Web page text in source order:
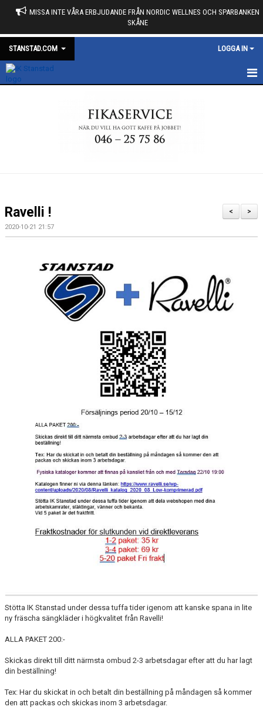
MISSA INTE VÅRA ERBJUDANDE FRÅN NORDIC WELLNES OCH SPARBANKEN
SKÅNE
STANSTAD.COM LOGGA IN
OM KLUBBEN
>
<
Ravelli !
2020-10-21 21:57
Stötta IK Stanstad under dessa tuffa tider igenom att kanske spana in lite
ny fräscha sängkläder i högkvalitet från Ravelli!
ALLA PAKET 200:-
Skickas direkt till ditt närmsta ombud 2-3 arbetsdagar efter att du har lagt
din beställning!
Tex: Har du skickat in och betalt din beställning på måndagen så kommer
den att packas och skickas inom 3 arbetsdagar.